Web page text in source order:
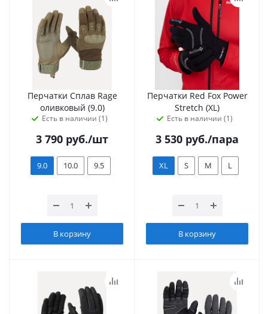
Перчатки Сплав Rage
оливковый (9.0)
Есть в наличии (1)
3 790 руб./шт
9.0 10.0 9.5
В корзину
Перчатки Red Fox Power
Stretch (XL)
Есть в наличии (1)
3 530 руб./пара
XL S M L
В корзину